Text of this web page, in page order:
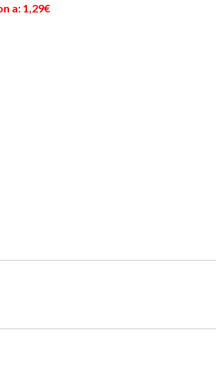
a: 1,29€